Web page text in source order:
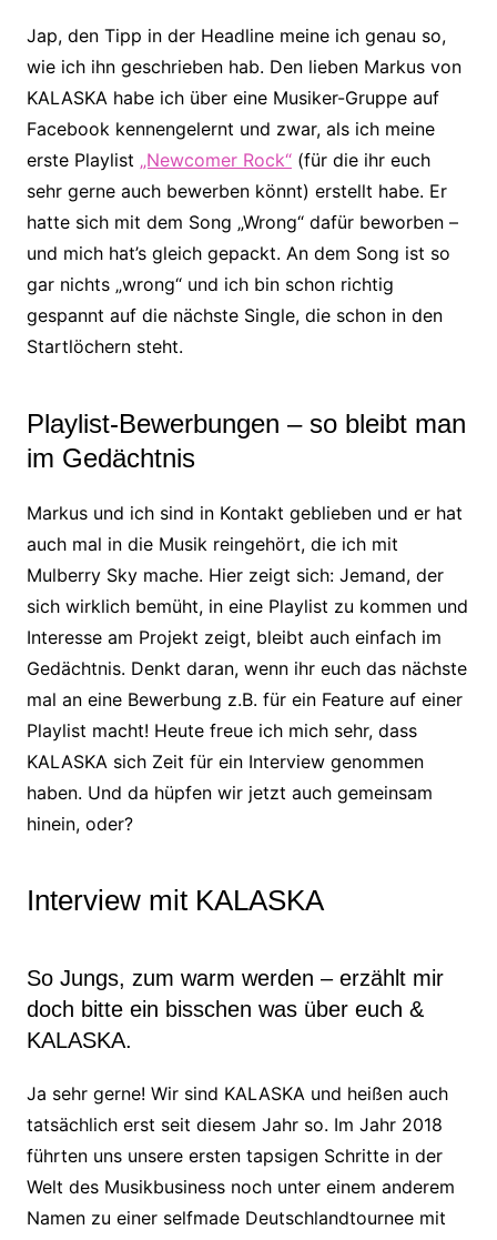
Jap, den Tipp in der Headline meine ich genau so,
wie ich ihn geschrieben hab. Den lieben Markus von
KALASKA habe ich über eine Musiker-Gruppe auf
Facebook kennengelernt und zwar, als ich meine
erste Playlist „Newcomer Rock“(für die ihr euch
sehr gerne auch bewerben könnt) erstellt habe. Er
hatte sich mit dem Song „Wrong“ dafür beworben –
und mich hat’s gleich gepackt. An dem Song ist so
gar nichts „wrong“ und ich bin schon richtig
gespannt auf die nächste Single, die schon in den
Startlöchern steht.
Playlist-Bewerbungen – so bleibt man
im Gedächtnis
Markus und ich sind in Kontakt geblieben und er hat
auch mal in die Musik reingehört, die ich mit
Mulberry Sky mache. Hier zeigt sich: Jemand, der
sich wirklich bemüht, in eine Playlist zu kommen und
Interesse am Projekt zeigt, bleibt auch einfach im
Gedächtnis. Denkt daran, wenn ihr euch das nächste
mal an eine Bewerbung z.B. für ein Feature auf einer
Playlist macht! Heute freue ich mich sehr, dass
KALASKA sich Zeit für ein Interview genommen
haben. Und da hüpfen wir jetzt auch gemeinsam
hinein, oder?
Interview mit KALASKA
So Jungs, zum warm werden – erzählt mir
doch bitte ein bisschen was über euch &
KALASKA.
Ja sehr gerne! Wir sind KALASKA und heißen auch
tatsächlich erst seit diesem Jahr so. Im Jahr 2018
führten uns unsere ersten tapsigen Schritte in der
Welt des Musikbusiness noch unter einem anderem
Namen zu einer selfmade Deutschlandtournee mit